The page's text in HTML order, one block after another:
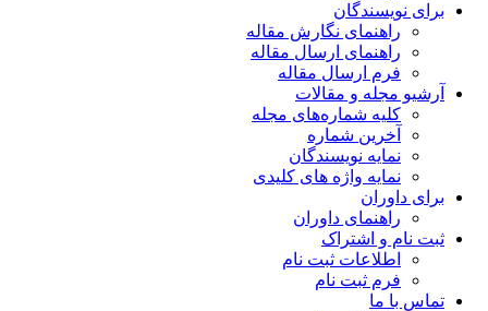
برای نویسندگان
راهنمای نگارش مقاله
راهنمای ارسال مقاله
فرم ارسال مقاله
آرشیو مجله و مقالات
کلیه شماره‌های مجله
آخرین شماره
نمایه نویسندگان
نمایه واژه های کلیدی
برای داوران
راهنمای داوران
ثبت نام و اشتراک
اطلاعات ثبت نام
فرم ثبت نام
تماس با ما